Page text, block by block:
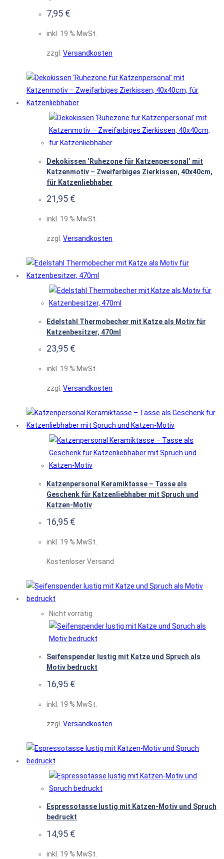
7,95 €
inkl. 19 % MwSt.
zzgl. Versandkosten
Dekokissen ‘Ruhezone für Katzenpersonal’ mit
Katzenmotiv – Zweifarbiges Zierkissen, 40x40cm,
für Katzenliebhaber
21,95 €
inkl. 19 % MwSt.
zzgl. Versandkosten
Edelstahl Thermobecher mit Katze als Motiv für
Katzenbesitzer, 470ml
23,95 €
inkl. 19 % MwSt.
zzgl. Versandkosten
Katzenpersonal Keramiktasse – Tasse als
Geschenk für Katzenliebhaber mit Spruch und
Katzen-Motiv
16,95 €
inkl. 19 % MwSt.
Kostenloser Versand
Nicht vorrätig
Seifenspender lustig mit Katze und Spruch als
Motiv bedruckt
16,95 €
inkl. 19 % MwSt.
zzgl. Versandkosten
Espressotasse lustig mit Katzen-Motiv und Spruch
bedruckt
14,95 €
inkl. 19 % MwSt.